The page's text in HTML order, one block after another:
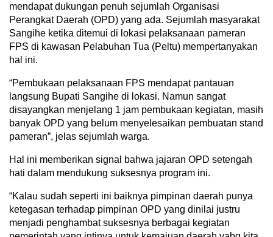
mendapat dukungan penuh sejumlah Organisasi
Perangkat Daerah (OPD) yang ada. Sejumlah masyarakat
Sangihe ketika ditemui di lokasi pelaksanaan pameran
FPS di kawasan Pelabuhan Tua (Peltu) mempertanyakan
hal ini.
“Pembukaan pelaksanaan FPS mendapat pantauan
langsung Bupati Sangihe di lokasi. Namun sangat
disayangkan menjelang 1 jam pembukaan kegiatan, masih
banyak OPD yang belum menyelesaikan pembuatan stand
pameran”, jelas sejumlah warga.
Hal ini memberikan signal bahwa jajaran OPD setengah
hati dalam mendukung suksesnya program ini.
“Kalau sudah seperti ini baiknya pimpinan daerah punya
ketegasan terhadap pimpinan OPD yang dinilai justru
menjadi penghambat suksesnya berbagai kegiatan